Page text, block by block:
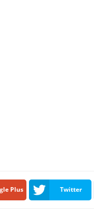
Twitter
Plus